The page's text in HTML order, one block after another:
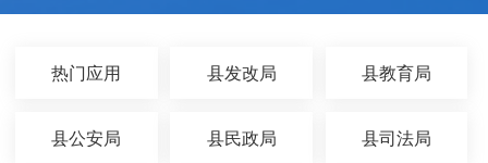
热门应用 县发改局 县教育局
县公安局 县民政局 县司法局